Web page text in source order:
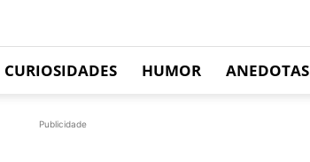
CURIOSIDADES HUMOR ANEDOTAS
Publicidade